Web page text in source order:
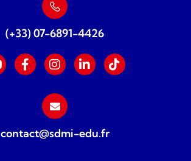
(+33) 07-6891-4426
contact@sdmi-edu.fr